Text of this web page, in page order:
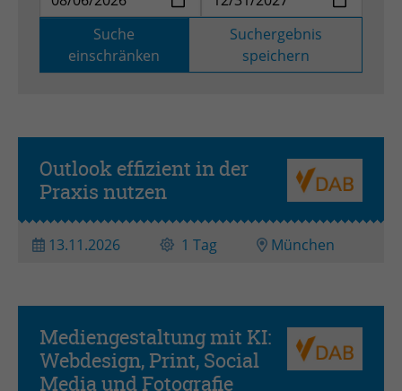
Suche
einschränken
Suchergebnis
speichern
Outlook effizient in der
Praxis nutzen
13.11.2026 1 Tag München
Mediengestaltung mit KI:
Webdesign, Print, Social
Media und Fotografie
Admin-Login Redaktionssystem
Laufzeit Session
Zweck Betrieb TYPO3